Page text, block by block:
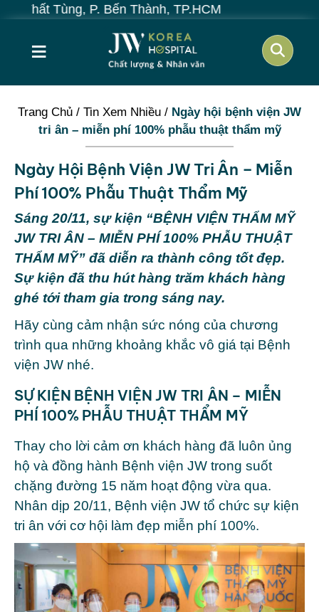
P. Bến Thành, TP.HCM
≡
Trang Chủ / Tin Xem Nhiều / Ngày hội bệnh viện JW
tri ân – miễn phí 100% phẫu thuật thẩm mỹ
Ngày Hội Bệnh Viện JW Tri Ân – Miễn
Phí 100% Phẫu Thuật Thẩm Mỹ
Sáng 20/11, sự kiện “BỆNH VIỆN THẨM MỸ
JW TRI ÂN – MIỄN PHÍ 100% PHẪU THUẬT
THẨM MỸ” đã diễn ra thành công tốt đẹp.
Sự kiện đã thu hút hàng trăm khách hàng
ghé tới tham gia trong sáng nay.
Hãy cùng cảm nhận sức nóng của chương
trình qua những khoảng khắc vô giá tại Bệnh
viện JW nhé.
SỰ KIỆN BỆNH VIỆN JW TRI ÂN – MIỄN
PHÍ 100% PHẪU THUẬT THẨM MỸ
Thay cho lời cảm ơn khách hàng đã luôn ủng
hộ và đồng hành Bệnh viện JW trong suốt
chặng đường 15 năm hoạt động vừa qua.
Nhân dịp 20/11, Bệnh viện JW tổ chức sự kiện
tri ân với cơ hội làm đẹp miễn phí 100%.